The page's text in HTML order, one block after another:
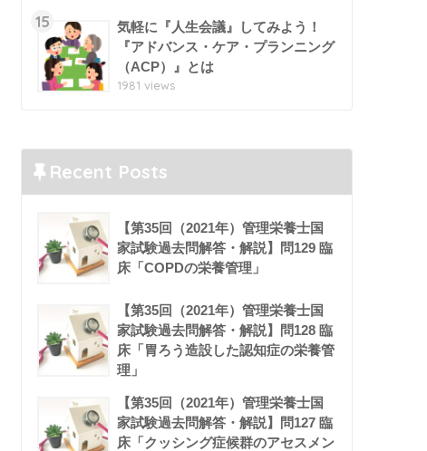
15
気軽に『人生会議』してみよう！
『アドバンス・ケア・プランニング
（ACP）』とは
1981 views
Recent Posts
【第35回（2021年）管理栄養士国
家試験過去問解答・解説】問129 臨
床「COPDの栄養管理」
【第35回（2021年）管理栄養士国
家試験過去問解答・解説】問128 臨
床「胃ろう造設した認知症の栄養管
理」
【第35回（2021年）管理栄養士国
家試験過去問解答・解説】問127 臨
床「クッシング症候群のアセスメン